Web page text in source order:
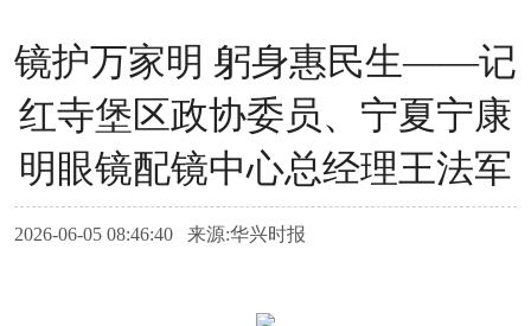
镜护万家明 躬身惠民生——记
红寺堡区政协委员、宁夏宁康
明眼镜配镜中心总经理王法军
2026-06-05 08:46:40 来源:华兴时报